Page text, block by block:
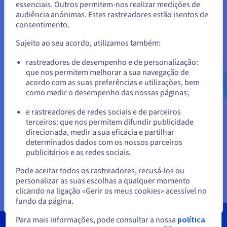
produção, realizar testes durante várias semanas ou meses e
voltar ao estado inicial em apenas um clique. Poderá usufruir
de um melhor conforto durante estas fases de
desenvolvimento, independentemente do seu sistema
Estados Unidos.
Para encomendar a partir de Estados Unidos, terá de consultar e
Aceder ao website do Estados Unidos
us.ovhcloud.com/
Inglês USD - $
ou
Ficar no website atual
Selecionar outro website
essenciais. Outros permitem-nos realizar medições de
audiência anónimas. Estes rastreadores estão isentos de
consentimento.
Sujeito ao seu acordo, utilizamos também:
rastreadores de desempenho e de personalização:
que nos permitem melhorar a sua navegação de
acordo com as suas preferências e utilizações, bem
como medir o desempenho das nossas páginas;
e rastreadores de redes sociais e de parceiros
terceiros: que nos permitem difundir publicidade
direcionada, medir a sua eficácia e partilhar
determinados dados com os nossos parceiros
publicitários e as redes sociais.
Pode aceitar todos os rastreadores, recusá-los ou
personalizar as suas escolhas a qualquer momento
clicando na ligação «Gerir os meus cookies» acessível no
fundo da página.
Para mais informações, pode consultar a nossa política